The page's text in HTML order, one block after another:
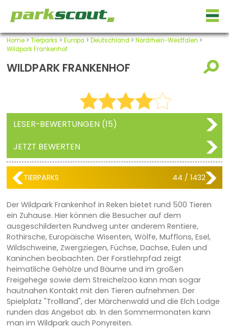
Home> Tierparks > Europa > Deutschland > Nordrhein-Westfalen >
Wildpark Frankenhof
WILDPARK FRANKENHOF
LESER-BEWERTUNGEN (15)
JETZT BEWERTEN
TIERPARKS 44 / 1432
Der Wildpark Frankenhof in Reken bietet rund 500 Tieren
ein Zuhause. Hier können die Besucher auf dem
ausgeschilderten Rundweg unter anderem Rentiere,
Rothirsche, Europäische Wisenten, Wölfe, Mufflons, Esel,
Wildschweine, Zwergziegen, Füchse, Dachse, Eulen und
Kaninchen beobachten. Der Forstlehrpfad zeigt
heimatliche Gehölze und Bäume und im großen
Freigehege sowie dem Streichelzoo kann man sogar
hautnahen Kontakt mit den Tieren aufnehmen. Der
Spielplatz "Trollland", der Märchenwald und die Elch Lodge
runden das Angebot ab. In den Sommermonaten kann
man im Wildpark auch Ponyreiten.